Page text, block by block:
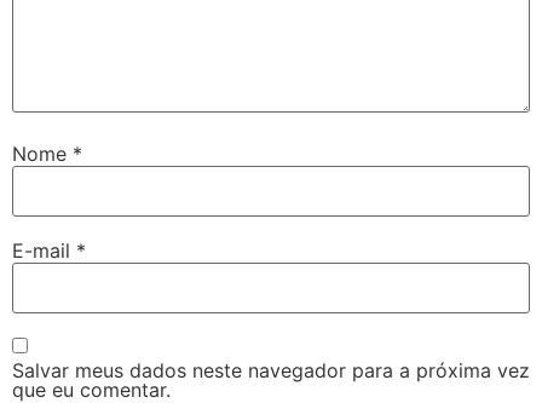
Nome *
E-mail *
Salvar meus dados neste navegador para a próxima vez
que eu comentar.